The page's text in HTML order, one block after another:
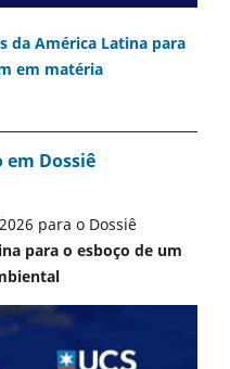
da América Latina para
em matéria
Dossiê
para o Dossiê
para o esboço de um